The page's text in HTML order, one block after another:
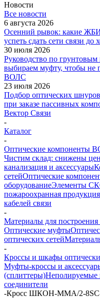
Новости
Все новости
6 августа 2026
Осенний рывок: какие
успеть сдать сети связи до
30 июля 2026
Руководство по
выбираем муфту, чтобы не
ВОЛС
23 июля 2026
Подбор оптических
при заказе пассивных
Вектор Связи
-
Каталог
-
Оптические компоненты
Чистим склад: снижены
канализация и аксессуары
сетейОптические
оборудованиеЭлементы
пожароохранная продукция
кабелей связи
-
Материалы для построения
Оптические муфты
оптических сетей
-
Кроссы и шкафы
Муфты-кроссы и
(сплиттеры)Неполируемые
соединители
-Кросс ШКОН-ММА/2-8SC-